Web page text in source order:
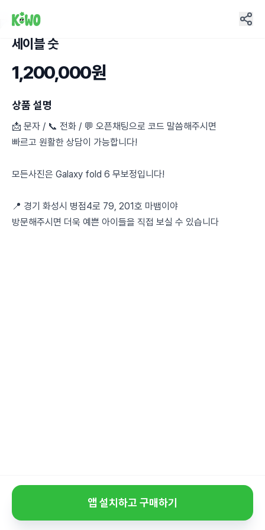
세이블 숫
1,200,000원
상품 설명
📩 문자 / 📞 전화 / 💬 오픈채팅으로 코드 말씀해주시면
빠르고 원활한 상담이 가능합니다!
모든사진은 Galaxy fold 6 무보정입니다!
📍 경기 화성시 병점4로 79, 201호 마뱀이야
방문해주시면 더욱 예쁜 아이들을 직접 보실 수 있습니다
앱 설치하고 구매하기